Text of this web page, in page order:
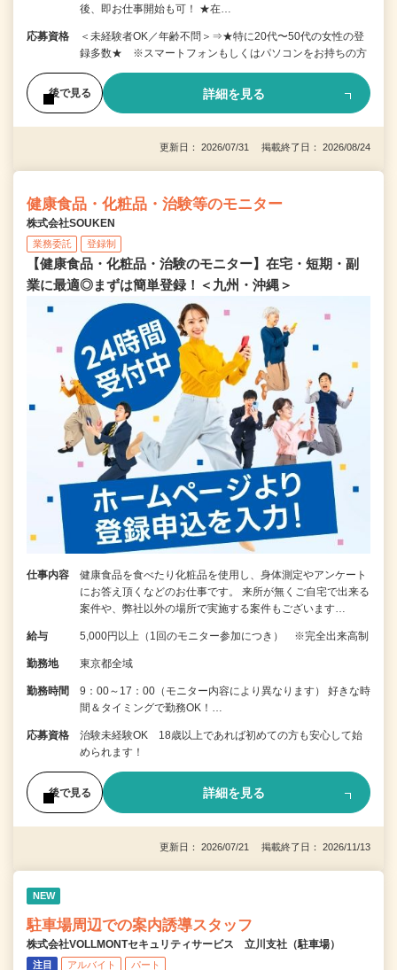
後、即お仕事開始も可！ ★在…
応募資格
＜未経験者OK／年齢不問＞⇒★特に20代〜50代の女性の登
録多数★ ※スマートフォンもしくはパソコンをお持ちの方
後で見る 詳細を見る
更新日： 2026/07/31 掲載終了日： 2026/08/24
健康食品・化粧品・治験等のモニター
株式会社SOUKEN
業務委託 登録制
【健康食品・化粧品・治験のモニター】在宅・短期・副
業に最適◎まずは簡単登録！＜九州・沖縄＞
仕事内容
健康食品を食べたり化粧品を使用し、身体測定やアンケート
にお答え頂くなどのお仕事です。 来所が無くご自宅で出来る
案件や、弊社以外の場所で実施する案件もございます…
給与 5,000円以上（1回のモニター参加につき） ※完全出来高制
勤務地 東京都全域
勤務時間
9：00～17：00（モニター内容により異なります） 好きな時
間＆タイミングで勤務OK！…
応募資格
治験未経験OK 18歳以上であれば初めての方も安心して始
められます！
後で見る 詳細を見る
更新日： 2026/07/21 掲載終了日： 2026/11/13
NEW
駐車場周辺での案内誘導スタッフ
株式会社VOLLMONTセキュリティサービス 立川支社（駐車場）
注目 アルバイト パート